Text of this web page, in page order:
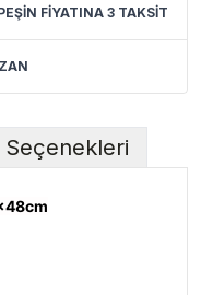
FİYATINA 3 TAKSİT
Seçenekleri